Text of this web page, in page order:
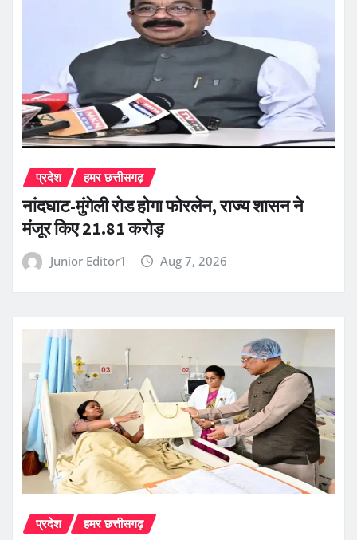
प्रदेश हमर छत्तीसगढ़
नांदघाट-मुंगेली रोड होगा फोरलेन, राज्य शासन ने
मंजूर किए 21.81 करोड़
Junior Editor1 Aug 7, 2026
प्रदेश हमर छत्तीसगढ़